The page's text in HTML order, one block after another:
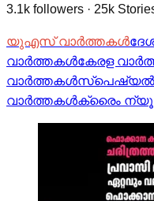
3.1k followers · 25k
യുഎസ് വാർത്തകൾ
വാർത്തകൾകേരള
വാർത്തകൾസ്‌പെഷ്യൽ
വാർത്തകൾക്രൈം